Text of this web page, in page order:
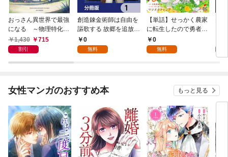
おっさん異世界で最強
になる ～物理特化の
覚醒者～
1,430 715
割引
創造錬金術師は自由を
謳歌する 故郷を追放さ
れたら、魔王のお膝元
で超絶効果のマジック
0
無料
【単話】せっかく農家
に転生したので勇者は
目指しません【第1
話】
0
無料
女性マンガのおすすめ本 もっと見る